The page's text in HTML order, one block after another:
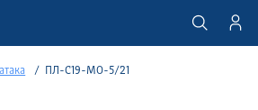
ПЛ-C19-МО-5/21